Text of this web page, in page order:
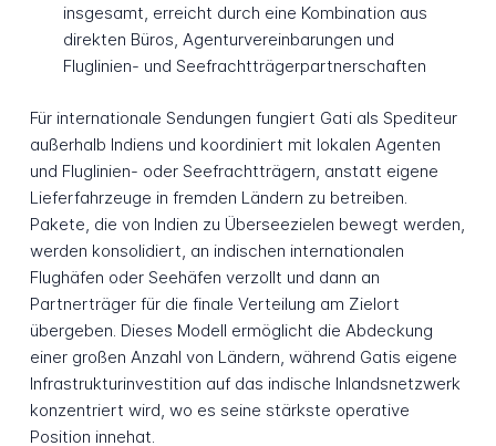
insgesamt, erreicht durch eine Kombination aus
direkten Büros, Agenturvereinbarungen und
Fluglinien- und Seefrachtträgerpartnerschaften
Für internationale Sendungen fungiert Gati als Spediteur
außerhalb Indiens und koordiniert mit lokalen Agenten
und Fluglinien- oder Seefrachtträgern, anstatt eigene
Lieferfahrzeuge in fremden Ländern zu betreiben.
Pakete, die von Indien zu Überseezielen bewegt werden,
werden konsolidiert, an indischen internationalen
Flughäfen oder Seehäfen verzollt und dann an
Partnerträger für die finale Verteilung am Zielort
übergeben. Dieses Modell ermöglicht die Abdeckung
einer großen Anzahl von Ländern, während Gatis eigene
Infrastrukturinvestition auf das indische Inlandsnetzwerk
konzentriert wird, wo es seine stärkste operative
Position innehat.